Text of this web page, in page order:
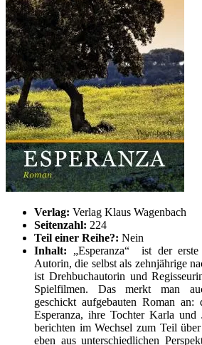
Verlag: Verlag Klaus Wagenbach
Seitenzahl: 224
Teil einer Reihe?: Nein
Inhalt: „Esperanza“ ist der erste
Autorin, die selbst als zehnjährige
ist Drehbuchautorin und
Spielfilmen. Das merkt man
geschickt aufgebauten Roman an:
Esperanza, ihre Tochter Karla und
berichten im Wechsel zum Teil
eben aus unterschiedlichen